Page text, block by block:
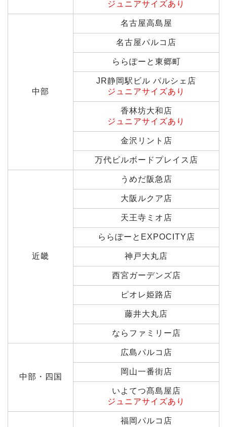
ジュニアサイズあり
中部
名古屋高島屋
名古屋パルコ店
ららぽーと東郷町
JR静岡駅ビル パルシェ店
ジュニアサイズあり
香林坊大和店
ジュニアサイズあり
金沢リント店
万代ビルボードプレイス店
近畿
うめだ阪急店
大阪ルクア店
天王寺ミオ店
ららぽーとEXPOCITY店
神戸大丸店
西宮ガーデンズ店
ピオレ姫路店
藤井大丸店
ならファミリー店
中部・四国
広島パルコ店
岡山一番街店
いよてつ髙島屋店
ジュニアサイズあり
福岡パルコ店